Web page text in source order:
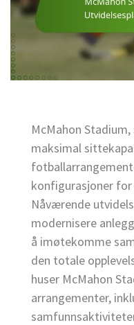
McMahon
maksimal
konfigurasjoner
Nåværende
modernisere
å imøtekomme
den totale
huser McMahon
arrangementer,